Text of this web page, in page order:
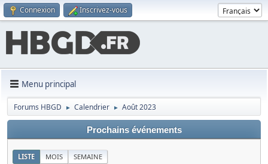
Connexion Inscrivez-vous
Menu principal
Forums HBGD ► Calendrier ► Août 2023
Prochains événements
LISTE MOIS SEMAINE